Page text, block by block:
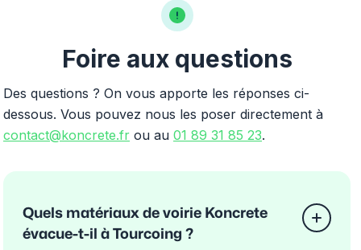
Foire aux questions
Des questions ? On vous apporte les réponses ci-
dessous. Vous pouvez nous les poser directement à
contact@koncrete.fr ou au 01 89 31 85 23.
Quels matériaux de voirie Koncrete
évacue-t-il à Tourcoing ?